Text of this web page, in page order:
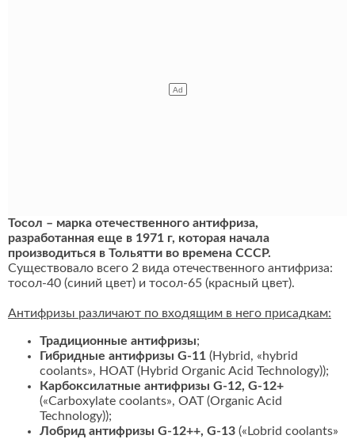
Тосол – марка отечественного антифриза,
разработанная еще в 1971 г, которая начала
производиться в Тольятти во времена СССР.
Существовало всего 2 вида отечественного антифриза:
тосол-40 (синий цвет) и тосол-65 (красный цвет).
Антифризы различают по входящим в него присадкам:
Традиционные антифризы;
Гибридные антифризы G-11 (Hybrid, «hybrid
coolants», HOAT (Hybrid Organic Acid Technology));
Карбоксилатные антифризы G-12, G-12+
(«Carboxylate coolants», OAT (Organic Acid
Technology));
Лобрид антифризы G-12++, G-13 («Lobrid coolants»